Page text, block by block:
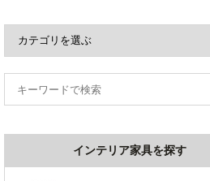
インテリア家具を探す